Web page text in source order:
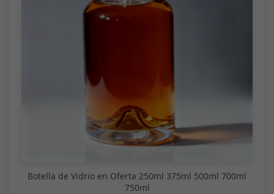
Botella de Vidrio en Oferta 250ml 375ml 500ml 700ml
750ml